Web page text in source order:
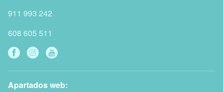
911 993 242
608 605 511
Apartados web: